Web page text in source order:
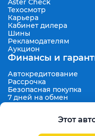
Этот
Техосмотр
Карьера
Кабинет дилера
Шины
Рекламодателям
Аукцион
Финансы и
Автокредитование
Рассрочка
Безопасная покупка
7 дней на обмен
Техническая гарантия
Гарантированная